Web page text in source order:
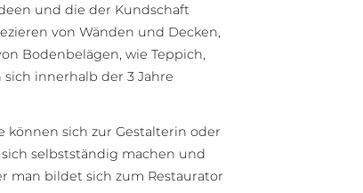
und die der Kundschaft
von Wänden und Decken,
Bodenbelägen, wie Teppich,
innerhalb der 3 Jahre
sich zur Gestalterin oder
selbstständig machen und
man bildet sich zum Restaurator